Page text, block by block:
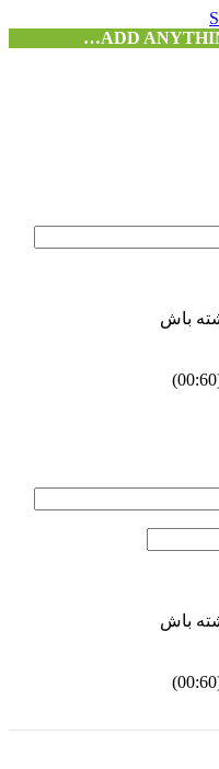
ADD
باش
60
)
باش
60
)